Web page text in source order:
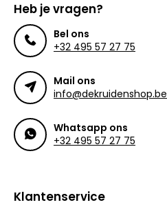
Heb je vragen?
Bel ons
+32 495 57 27 75
Mail ons
info@dekruidenshop.be
Whatsapp ons
+32 495 57 27 75
Klantenservice